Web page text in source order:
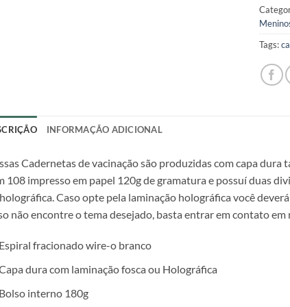
Tags:
INFORMAÇÃO ADICIONAL
Cadernetas de vacinação são produzidas com capa
108 impresso em papel 120g de gramatura e possuí duas
Caso opte pela laminação holográfica você
não encontre o tema desejado, basta entrar em contato em
Espiral fracionado wire-o branco
dura com laminação fosca ou Holográfica
Bolso interno 180g